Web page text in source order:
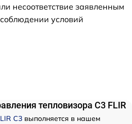
несоответствие заявленным
условий
тепловизора С3 FLIR
С3 выполняется в нашем